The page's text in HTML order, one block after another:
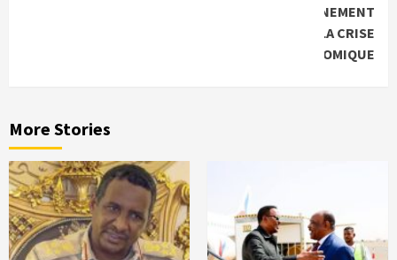
GOUVERNEMENT
DANS LA CRISE
ECONOMIQUE
More Stories